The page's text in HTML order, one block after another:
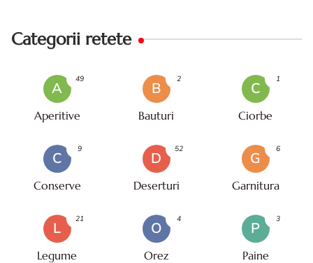
Categorii retete
A
Aperitive
49
B
Bauturi
2
C
Ciorbe
1
C
Conserve
9
D
Deserturi
52
G
Garnitura
6
L
Legume
21
O
Orez
4
P
Paine
3